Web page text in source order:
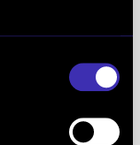
vozidlá pri